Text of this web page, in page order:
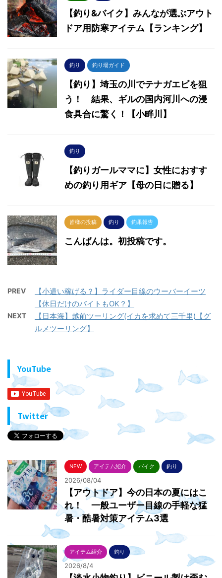
【釣り&バイク】みんなが選ぶアウト
ドア用防寒アイテム【ランキング】
釣り 釣り場ガイド
【釣り】埼玉の川でテナガエビを狙
う！ 結果、ギルの国内河川への浸
食具合に驚く！【小畔川】
釣り
【釣りガールママに】女性におすす
めの釣り用ギア【母の日に贈る】
皆様の投稿 釣り 釣果報告
こんばんは。初投稿です。
PREV
【小遣い稼げる？】ライダー目線のウーバーイーツ
【休日だけのバイトもOK？】
NEXT
【日本海】越前ツーリング(イカを求めて三千里)【グ
ルメツーリング】
YouTube
Twitter
NEW アイテム紹介 バイク 釣り
2026/08/04
【アウトドア】今の日本の夏にはこ
れ！ 一般ユーザー目線の手軽な猛
暑・酷暑対策アイテム3選
アイテム紹介 釣り
2026/8/4